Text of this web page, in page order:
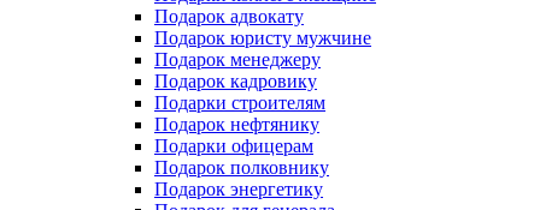
Подарок адвокату
Подарок юристу мужчине
Подарок менеджеру
Подарок кадровику
Подарки строителям
Подарок нефтянику
Подарки офицерам
Подарок полковнику
Подарок энергетику